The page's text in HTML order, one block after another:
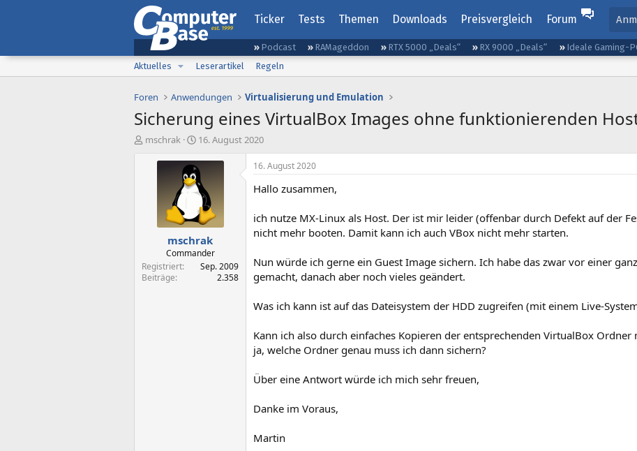
Ticker Tests Themen Downloads Preisvergleich Forum
Podcast RAMageddon RTX 5000 „Deals“ RX 9000 „Deals“ Ideale Gaming-
Aktuelles
Leserartikel Regeln
Foren Anwendungen Virtualisierung und Emulation
Sicherung eines VirtualBox Images ohne funktionierenden
E
mschrak
E
s
t
e
l
t
a
m
16. August 2020
mschrak
Commander
Registriert
Sep. 2009
Beiträge
2.358
16. August 2020
Hallo zusammen,
ich nutze MX-Linux als Host. Der ist mir leider (offenbar durch Defekt auf der
nicht mehr booten. Damit kann ich auch VBox nicht mehr starten.
Nun würde ich gerne ein Guest Image sichern. Ich habe das zwar vor einer
gemacht, danach aber noch vieles geändert.
Was ich kann ist auf das Dateisystem der HDD zugreifen (mit einem Live-
Kann ich also durch einfaches Kopieren der entsprechenden VirtualBox
ja, welche Ordner genau muss ich dann sichern?
Über eine Antwort würde ich mich sehr freuen,
Danke im Voraus,
Martin